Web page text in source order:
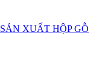
SẢN XUẤT HỘP GỖ